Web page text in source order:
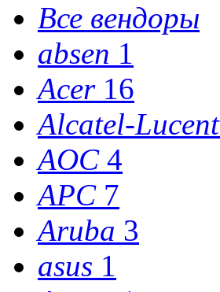
Все вендоры
absen 1
Acer 16
Alcatel-Lucent
AOC 4
APC 7
Aruba 3
asus 1